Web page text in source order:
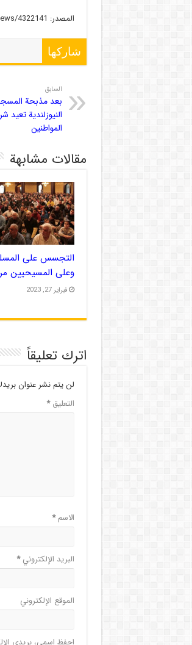
المصدر: https://www.alalamtv.net/news/4322141/
شاركها
السابق
بعد مذبحة
النيوزلندية تعيد
المواطنين
مقالات مشابهة
التجسس على
وعلى المسيحيين
فبراير 27, 2023
اترك تعليقاً
لن يتم نشر عنوان
التعليق*
الاسم*
البريد الإلكتروني*
الموقع الإلكتروني
احفظ اسمي، بريدي